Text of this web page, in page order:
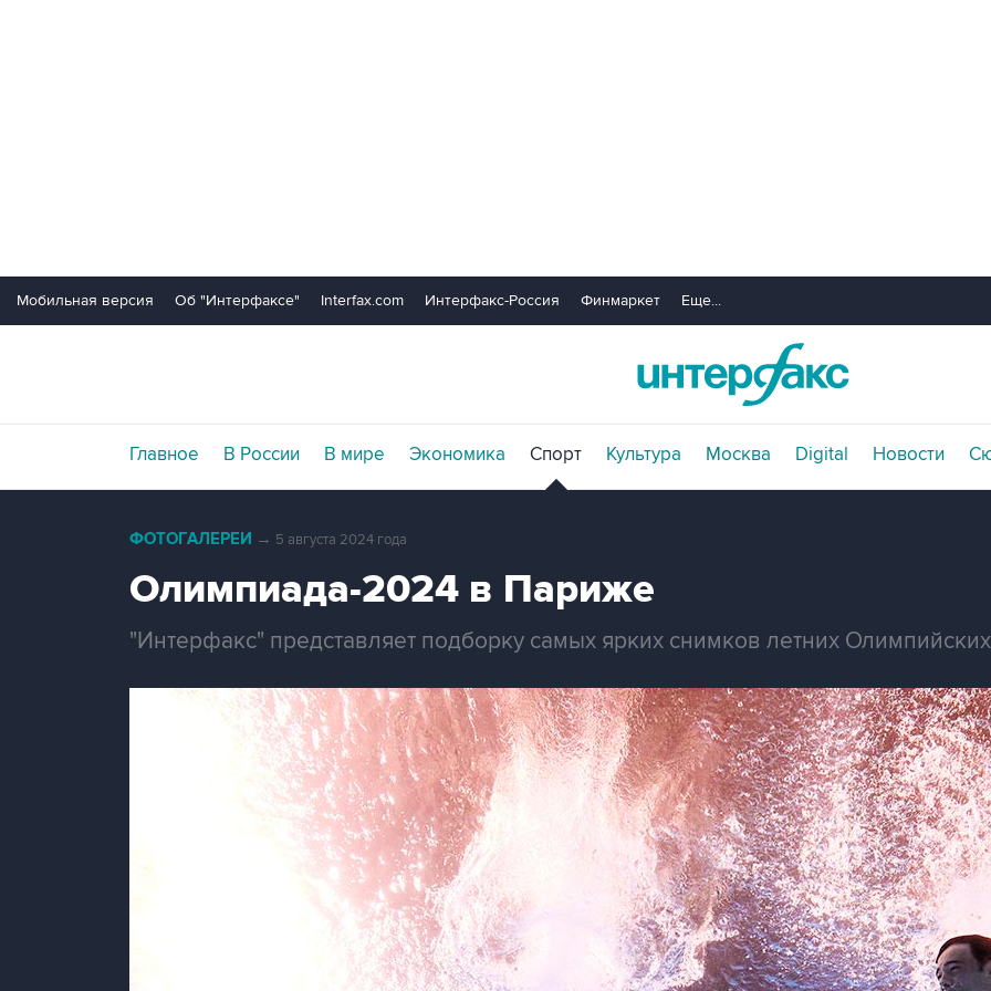
Мобильная версия Об "Интерфаксе" Interfax.com Интерфакс-Россия Финмаркет Еще...
Главное В России В мире Экономика Спорт Культура Москва Digital Новости
ФОТОГАЛЕРЕИ → 5 августа 2024 года
Олимпиада-2024 в Париже
"Интерфакс" представляет подборку самых ярких снимков летних